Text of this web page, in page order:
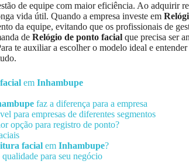
de equipe com maior eficiência. Ao adquirir
vida útil. Quando a empresa investe em
da equipe, evitando que os profissionais de
de Relógio de ponto facial que precisa ser
te auxiliar a escolher o modelo ideal e
em Inhambupe
faz a diferença para a empresa
para empresas de diferentes segmentos
opção para registro de ponto?
facial em Inhambupe?
para seu negócio